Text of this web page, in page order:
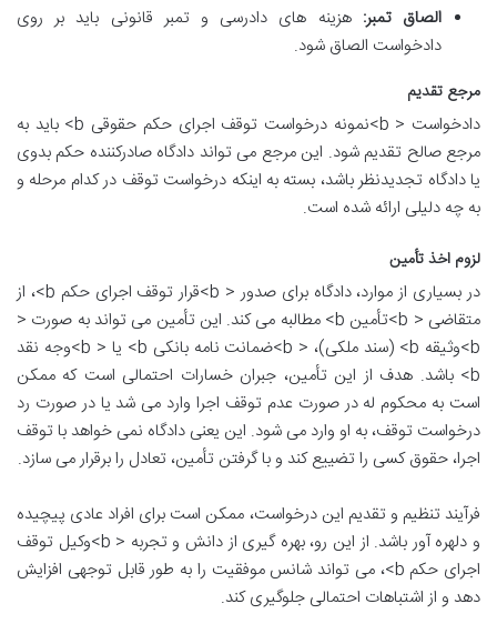
الصاق تمبر: هزینه های دادرسی و تمبر قانونی باید بر روی
دادخواست الصاق شود.
مرجع تقدیم
دادخواست < b>نمونه درخواست توقف اجرای حکم حقوقی b> باید به
مرجع صالح تقدیم شود. این مرجع می تواند دادگاه صادرکننده حکم بدوی
یا دادگاه تجدیدنظر باشد، بسته به اینکه درخواست توقف در کدام مرحله و
به چه دلیلی ارائه شده است.
لزوم اخذ تأمین
در بسیاری از موارد، دادگاه برای صدور < b>قرار توقف اجرای حکم b>، از
متقاضی < b>تأمین b> مطالبه می کند. این تأمین می تواند به صورت <
b>وثیقه b> (سند ملکی)، < b>ضمانت نامه بانکی b> یا < b>وجه نقد
b> باشد. هدف از این تأمین، جبران خسارات احتمالی است که ممکن
است به محکوم له در صورت عدم توقف اجرا وارد می شد یا در صورت رد
درخواست توقف، به او وارد می شود. این یعنی دادگاه نمی خواهد با توقف
اجرا، حقوق کسی را تضییع کند و با گرفتن تأمین، تعادل را برقرار می سازد.
فرآیند تنظیم و تقدیم این درخواست، ممکن است برای افراد عادی پیچیده
و دلهره آور باشد. از این رو، بهره گیری از دانش و تجربه < b>وکیل توقف
اجرای حکم b>، می تواند شانس موفقیت را به طور قابل توجهی افزایش
دهد و از اشتباهات احتمالی جلوگیری کند.